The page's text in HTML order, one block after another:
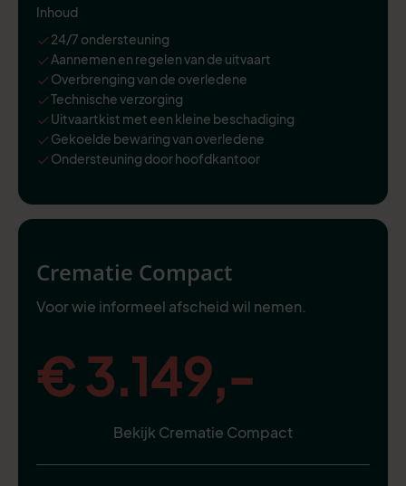
Inhoud
24/7 ondersteuning
Aannemen en regelen van de uitvaart
Overbrenging van de overledene
Technische verzorging
Uitvaartkist met een kleine beschadiging
Gekoelde bewaring van overledene
Ondersteuning door hoofdkantoor
Crematie Compact
Voor wie informeel afscheid wil nemen.
€ 3.149,-
Bekijk Crematie Compact